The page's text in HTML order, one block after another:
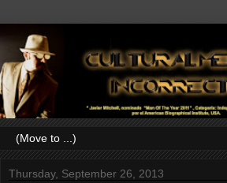
Thursday, September 26, 2013